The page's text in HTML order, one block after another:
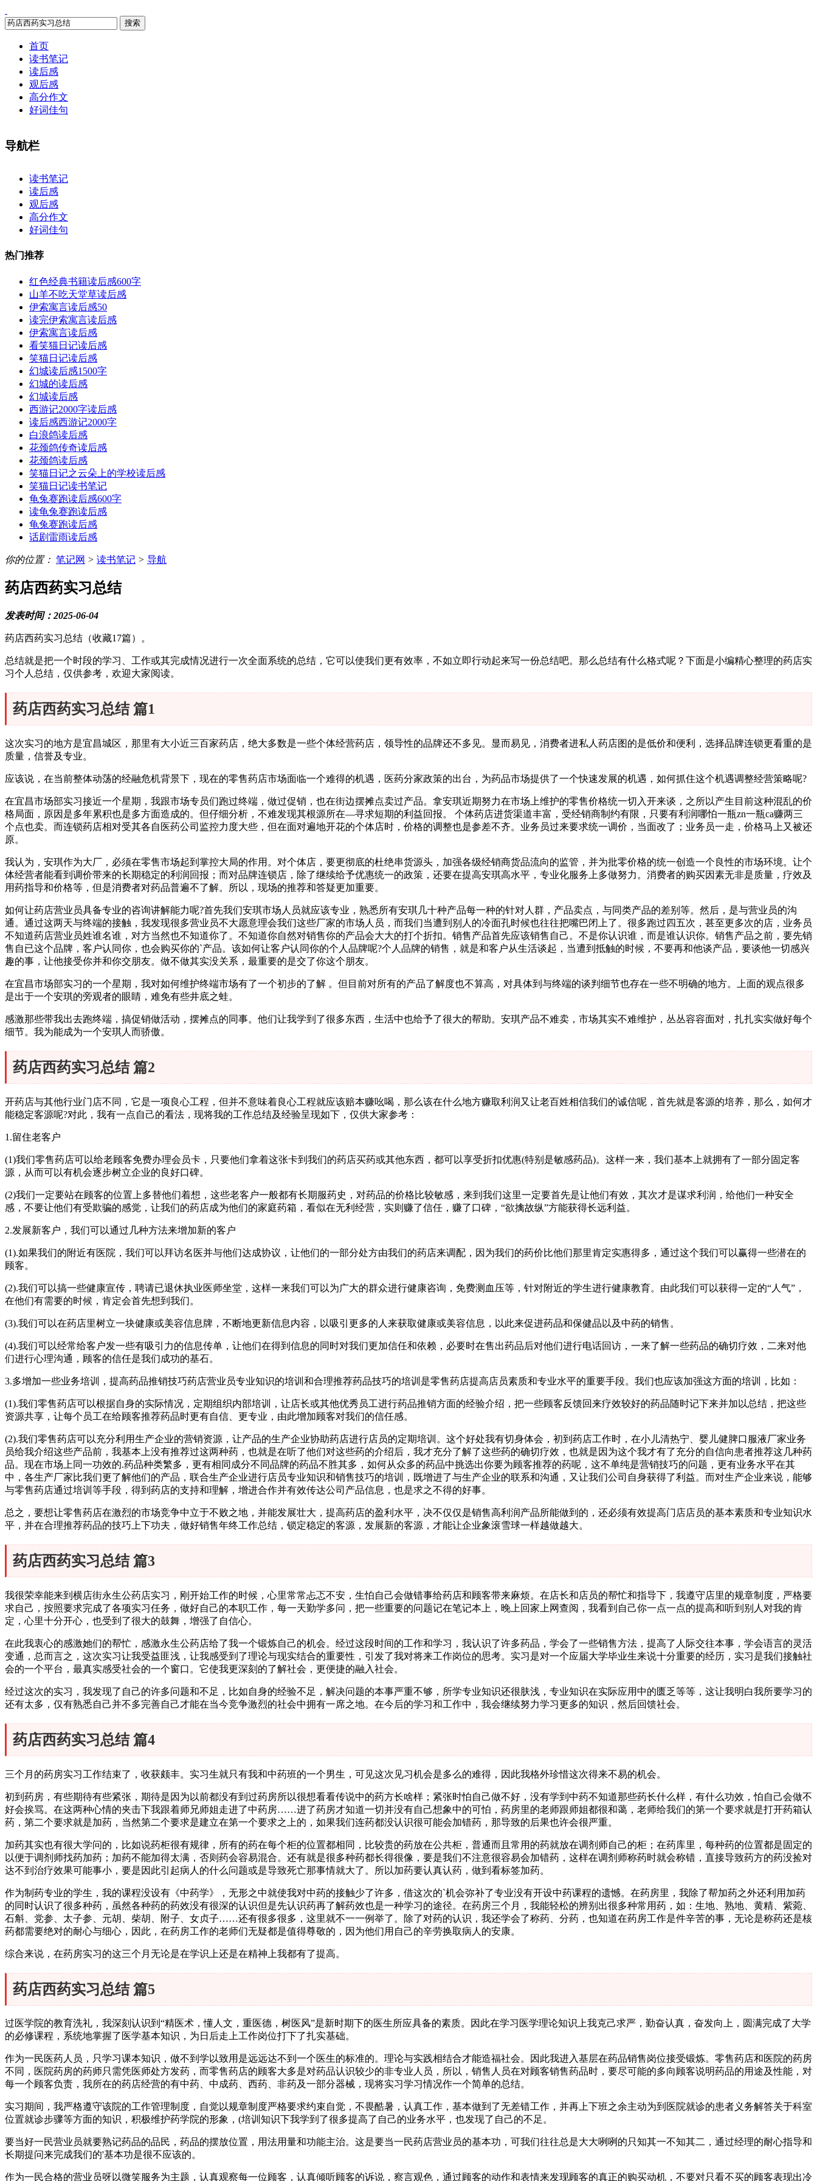
搜索
首页
读书笔记
读后感
观后感
高分作文
好词佳句
导航栏
读书笔记
读后感
观后感
高分作文
好词佳句
热门推荐
红色经典书籍读后感600字
山羊不吃天堂草读后感
伊索寓言读后感50
读完伊索寓言读后感
伊索寓言读后感
看笑猫日记读后感
笑猫日记读后感
幻城读后感1500字
幻城的读后感
幻城读后感
西游记2000字读后感
读后感西游记2000字
白浪鸽读后感
花颈鸽传奇读后感
花颈鸽读后感
笑猫日记之云朵上的学校读后感
笑猫日记读书笔记
龟兔赛跑读后感600字
读龟兔赛跑读后感
龟兔赛跑读后感
话剧雷雨读后感
你的位置： 笔记网 > 读书笔记 > 导航
药店西药实习总结
发表时间：2025-06-04
药店西药实习总结（收藏17篇）。
总结就是把一个时段的学习、工作或其完成情况进行一次全面系统的总结，它可以使我们更有效率，不如立即行动起来写一份总结吧。那么总结有什么格式呢？下面是小编精心整理的药店实
习个人总结，仅供参考，欢迎大家阅读。
药店西药实习总结 篇1
这次实习的地方是宜昌城区，那里有大小近三百家药店，绝大多数是一些个体经营药店，领导性的品牌还不多见。显而易见，消费者进私人药店图的是低价和便利，选择品牌连锁更看重的是
质量，信誉及专业。
应该说，在当前整体动荡的经融危机背景下，现在的零售药店市场面临一个难得的机遇，医药分家政策的出台，为药品市场提供了一个快速发展的机遇，如何抓住这个机遇调整经营策略呢?
在宜昌市场部实习接近一个星期，我跟市场专员们跑过终端，做过促销，也在街边摆摊点卖过产品。拿安琪近期努力在市场上维护的零售价格统一切入开来谈，之所以产生目前这种混乱的价
格局面，原因是多年累积也是多方面造成的。但仔细分析，不难发现其根源所在—寻求短期的利益回报。 个体药店进货渠道丰富，受经销商制约有限，只要有利润哪怕一瓶zn一瓶ca赚两三
个点也卖。而连锁药店相对受其各自医药公司监控力度大些，但在面对遍地开花的个体店时，价格的调整也是参差不齐。业务员过来要求统一调价，当面改了；业务员一走，价格马上又被还
原。
我认为，安琪作为大厂，必须在零售市场起到掌控大局的作用。对个体店，要更彻底的杜绝串货源头，加强各级经销商货品流向的监管，并为批零价格的统一创造一个良性的市场环境。让个
体经营者能看到调价带来的长期稳定的利润回报；而对品牌连锁店，除了继续给予优惠统一的政策，还要在提高安琪高水平，专业化服务上多做努力。消费者的购买因素无非是质量，疗效及
用药指导和价格等，但是消费者对药品普遍不了解。所以，现场的推荐和答疑更加重要。
如何让药店营业员具备专业的咨询讲解能力呢?首先我们安琪市场人员就应该专业，熟悉所有安琪几十种产品每一种的针对人群，产品卖点，与同类产品的差别等。然后，是与营业员的沟
通。通过这两天与终端的接触，我发现很多营业员不大愿意理会我们这些厂家的市场人员，而我们当遭到别人的冷面孔时候也往往把嘴巴闭上了。很多跑过四五次，甚至更多次的店，业务员
不知道药店营业员姓谁名谁，对方当然也不知道你了。不知道你自然对销售你的产品会大大的打个折扣。销售产品首先应该销售自己。不是你认识谁，而是谁认识你。销售产品之前，要先销
售自已这个品牌，客户认同你，也会购买你的`产品。该如何让客户认同你的个人品牌呢?个人品牌的销售，就是和客户从生活谈起，当遭到抵触的时候，不要再和他谈产品，要谈他一切感兴
趣的事，让他接受你并和你交朋友。做不做其实没关系，最重要的是交了你这个朋友。
在宜昌市场部实习的一个星期，我对如何维护终端市场有了一个初步的了解 。但目前对所有的产品了解度也不算高，对具体到与终端的谈判细节也存在一些不明确的地方。上面的观点很多
是出于一个安琪的旁观者的眼睛，难免有些井底之蛙。
感激那些带我出去跑终端，搞促销做活动，摆摊点的同事。他们让我学到了很多东西，生活中也给予了很大的帮助。安琪产品不难卖，市场其实不难维护，丛丛容容面对，扎扎实实做好每个
细节。我为能成为一个安琪人而骄傲。
药店西药实习总结 篇2
开药店与其他行业门店不同，它是一项良心工程，但并不意味着良心工程就应该赔本赚吆喝，那么该在什么地方赚取利润又让老百姓相信我们的诚信呢，首先就是客源的培养，那么，如何才
能稳定客源呢?对此，我有一点自己的看法，现将我的工作总结及经验呈现如下，仅供大家参考：
1.留住老客户
(1)我们零售药店可以给老顾客免费办理会员卡，只要他们拿着这张卡到我们的药店买药或其他东西，都可以享受折扣优惠(特别是敏感药品)。这样一来，我们基本上就拥有了一部分固定客
源，从而可以有机会逐步树立企业的良好口碑。
(2)我们一定要站在顾客的位置上多替他们着想，这些老客户一般都有长期服药史，对药品的价格比较敏感，来到我们这里一定要首先是让他们有效，其次才是谋求利润，给他们一种安全
感，不要让他们有受欺骗的感觉，让我们的药店成为他们的家庭药箱，看似在无利经营，实则赚了信任，赚了口碑，“欲擒故纵”方能获得长远利益。
2.发展新客户，我们可以通过几种方法来增加新的客户
(1).如果我们的附近有医院，我们可以拜访名医并与他们达成协议，让他们的一部分处方由我们的药店来调配，因为我们的药价比他们那里肯定实惠得多，通过这个我们可以赢得一些潜在的
顾客。
(2).我们可以搞一些健康宣传，聘请已退休执业医师坐堂，这样一来我们可以为广大的群众进行健康咨询，免费测血压等，针对附近的学生进行健康教育。由此我们可以获得一定的“人气”，
在他们有需要的时候，肯定会首先想到我们。
(3).我们可以在药店里树立一块健康或美容信息牌，不断地更新信息内容，以吸引更多的人来获取健康或美容信息，以此来促进药品和保健品以及中药的销售。
(4).我们可以经常给客户发一些有吸引力的信息传单，让他们在得到信息的同时对我们更加信任和依赖，必要时在售出药品后对他们进行电话回访，一来了解一些药品的确切疗效，二来对他
们进行心理沟通，顾客的信任是我们成功的基石。
3.多增加一些业务培训，提高药品推销技巧药店营业员专业知识的培训和合理推荐药品技巧的培训是零售药店提高店员素质和专业水平的重要手段。我们也应该加强这方面的培训，比如：
(1).我们零售药店可以根据自身的实际情况，定期组织内部培训，让店长或其他优秀员工进行药品推销方面的经验介绍，把一些顾客反馈回来疗效较好的药品随时记下来并加以总结，把这些
资源共享，让每个员工在给顾客推荐药品时更有自信、更专业，由此增加顾客对我们的信任感。
(2).我们零售药店可以充分利用生产企业的营销资源，让产品的生产企业协助药店进行店员的定期培训。这个好处我有切身体会，初到药店工作时，在小儿清热宁、婴儿健脾口服液厂家业务
员给我介绍这些产品前，我基本上没有推荐过这两种药，也就是在听了他们对这些药的介绍后，我才充分了解了这些药的确切疗效，也就是因为这个我才有了充分的自信向患者推荐这几种药
品。现在市场上同一功效的.药品种类繁多，更有相同成分不同品牌的药品不胜其多，如何从众多的药品中挑选出你要为顾客推荐的药呢，这不单纯是营销技巧的问题，更有业务水平在其
中，各生产厂家比我们更了解他们的产品，联合生产企业进行店员专业知识和销售技巧的培训，既增进了与生产企业的联系和沟通，又让我们公司自身获得了利益。而对生产企业来说，能够
与零售药店通过培训等手段，得到药店的支持和理解，增进合作并有效传达公司产品信息，也是求之不得的好事。
总之，要想让零售药店在激烈的市场竞争中立于不败之地，并能发展壮大，提高药店的盈利水平，决不仅仅是销售高利润产品所能做到的，还必须有效提高门店店员的基本素质和专业知识水
平，并在合理推荐药品的技巧上下功夫，做好销售年终工作总结，锁定稳定的客源，发展新的客源，才能让企业象滚雪球一样越做越大。
药店西药实习总结 篇3
我很荣幸能来到横店街永生公药店实习，刚开始工作的时候，心里常常忐忑不安，生怕自己会做错事给药店和顾客带来麻烦。在店长和店员的帮忙和指导下，我遵守店里的规章制度，严格要
求自己，按照要求完成了各项实习任务，做好自己的本职工作，每一天勤学多问，把一些重要的问题记在笔记本上，晚上回家上网查阅，我看到自己你一点一点的提高和听到别人对我的肯
定，心里十分开心，也受到了很大的鼓舞，增强了自信心。
在此我衷心的感激她们的帮忙，感激永生公药店给了我一个锻炼自己的机会。经过这段时间的工作和学习，我认识了许多药品，学会了一些销售方法，提高了人际交往本事，学会语言的灵活
变通，总而言之，这次实习让我受益匪浅，让我感受到了理论与现实结合的重要性，引发了我对将来工作岗位的思考。实习是对一个应届大学毕业生来说十分重要的经历，实习是我们接触社
会的一个平台，最真实感受社会的一个窗口。它使我更深刻的了解社会，更便捷的融入社会。
经过这次的实习，我发现了自己的许多问题和不足，比如自身的经验不足，解决问题的本事严重不够，所学专业知识还很肤浅，专业知识在实际应用中的匮乏等等，这让我明白我所要学习的
还有太多，仅有熟悉自己并不多完善自己才能在当今竞争激烈的社会中拥有一席之地。在今后的学习和工作中，我会继续努力学习更多的知识，然后回馈社会。
药店西药实习总结 篇4
三个月的药房实习工作结束了，收获颇丰。实习生就只有我和中药班的一个男生，可见这次见习机会是多么的难得，因此我格外珍惜这次得来不易的机会。
初到药房，有些期待有些紧张，期待是因为以前都没有到过药房所以很想看看传说中的药方长啥样；紧张时怕自己做不好，没有学到中药不知道那些药长什么样，有什么功效，怕自己会做不
好会挨骂。在这两种心情的夹击下我跟着师兄师姐走进了中药房……进了药房才知道一切并没有自己想象中的可怕，药房里的老师跟师姐都很和蔼，老师给我们的第一个要求就是打开药箱认
药，第二个要求就是加药，当然第二个要求是建立在第一个要求之上的，如果我们连药都没认识很可能会加错药，那导致的后果也许会很严重。
加药其实也有很大学问的，比如说药柜很有规律，所有的药在每个柜的位置都相同，比较贵的药放在公共柜，普通而且常用的药就放在调剂师自己的柜；在药库里，每种药的位置都是固定的
以便于调剂师找药加药；加药不能加得太满，否则药会容易混合。还有就是很多种药都长得很像，要是我们不注意很容易会加错药，这样在调剂师称药时就会称错，直接导致药方的药没捡对
达不到治疗效果可能事小，要是因此引起病人的什么问题或是导致死亡那事情就大了。所以加药要认真认药，做到看标签加药。
作为制药专业的学生，我的课程没设有《中药学》，无形之中就使我对中药的接触少了许多，借这次的`机会弥补了专业没有开设中药课程的遗憾。在药房里，我除了帮加药之外还利用加药
的同时认识了很多种药，虽然各种药的药效没有很深的认识但是先认识药再了解药效也是一种学习的途径。在药房三个月，我能轻松的辨别出很多种常用药，如：生地、熟地、黄精、紫菀、
石斛、党参、太子参、元胡、柴胡、附子、女贞子……还有很多很多，这里就不一一例举了。除了对药的认识，我还学会了称药、分药，也知道在药房工作是件辛苦的事，无论是称药还是核
药都需要绝对的耐心与细心，因此，在药房工作的老师们无疑都是值得尊敬的，因为他们用自己的辛劳换取病人的安康。
综合来说，在药房实习的这三个月无论是在学识上还是在精神上我都有了提高。
药店西药实习总结 篇5
过医学院的教育洗礼，我深刻认识到“精医术，懂人文，重医德，树医风”是新时期下的医生所应具备的素质。因此在学习医学理论知识上我克己求严，勤奋认真，奋发向上，圆满完成了大学
的必修课程，系统地掌握了医学基本知识，为日后走上工作岗位打下了扎实基础。
作为一民医药人员，只学习课本知识，做不到学以致用是远远达不到一个医生的标准的。理论与实践相结合才能造福社会。因此我进入基层在药品销售岗位接受锻炼。零售药店和医院的药房
不同，医院药房的药师只需凭医师处方发药，而零售药店的顾客大多是对药品认识较少的非专业人员，所以，销售人员在对顾客销售药品时，要尽可能的多向顾客说明药品的用途及性能，对
每一个顾客负责，我所在的药店经营的有中药、中成药、西药、非药及一部分器械，现将实习学习情况作一个简单的总结。
实习期间，我严格遵守该院的工作管理制度，自觉以规章制度严格要求约束自觉，不畏酷暑，认真工作，基本做到了无差错工作，并再上下班之余主动为到医院就诊的患者义务解答关于科室
位置就诊步骤等方面的知识，积极维护药学院的形象，(培训知识下我学到了很多提高了自己的业务水平，也发现了自己的不足。
要当好一民营业员就要熟记药品的品民，药品的摆放位置，用法用量和功能主治。这是要当一民药店营业员的基本功，可我们往往总是大大咧咧的只知其一不知其二，通过经理的耐心指导和
长期提问来完成我们的'基本功是很不应该的。
作为一民合格的营业员呀以微笑服务为主题，认真观察每一位顾客，认真倾听顾客的诉说，察言观色，通过顾客的动作和表情来发现顾客的真正的购买动机，不要对只看不买的顾客表现出冷